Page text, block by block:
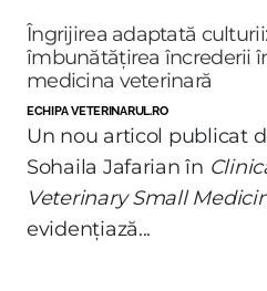
Îngrijirea adaptată culturii:
îmbunătățirea încrederii
medicina veterinară
ECHIPA VETERINARUL.RO
Un nou articol publicat
Sohaila Jafarian în
Veterinary Small
evidențiază...